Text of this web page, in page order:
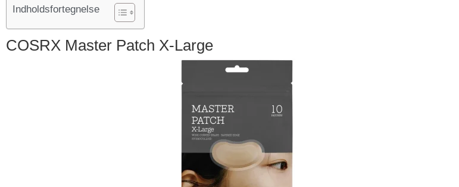
Indholdsfortegnelse
COSRX Master Patch X-Large